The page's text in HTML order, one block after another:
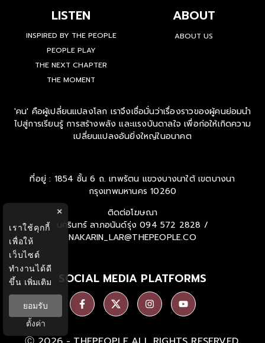
LISTEN
INSPIRED BY THE PEOPLE
PEOPLE PLAY
THE NEXT CHAPTER
THE MOMENT
ABOUT
ABOUT US
'คน' คือผู้เปลี่ยนแปลงโลก เราจึงเชื่อมั่นว่าเรื่องราวของผู้คนย่อมนำ
ไปสู่การเรียนรู้ การสร้างพลัง และแรงบันดาลใจ เพื่อก่อให้เกิดความ
เปลี่ยนแปลงอันยิ่งใหญ่ในอนาคต
ที่อยู่ : 1854 ชั้น 6 ถ. เทพรัตน แขวงบางนาใต้ เขตบางนา
กรุงเทพมหานคร 10260
ติดต่อโฆษณา
นครินทร์ ลาภอนันด์รุ่ง 094 572 2828 /
NAKARIN_LAR@THEPEOPLE.CO
SOCIAL MEDIA PLATFORMS
×
เราใช้คุกกี้
เพื่อให้
เว็บไซต์
ทำงานได้ดี
ขึ้น เพิ่มเติม
ยอมรับ
ตั้งค่า